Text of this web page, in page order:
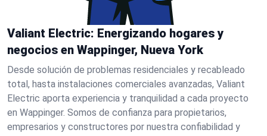
Valiant Electric: Energizando hogares y
negocios en Wappinger, Nueva York
Desde solución de problemas residenciales y recableado
total, hasta instalaciones comerciales avanzadas, Valiant
Electric aporta experiencia y tranquilidad a cada proyecto
en Wappinger. Somos de confianza para propietarios,
empresarios y constructores por nuestra confiabilidad y